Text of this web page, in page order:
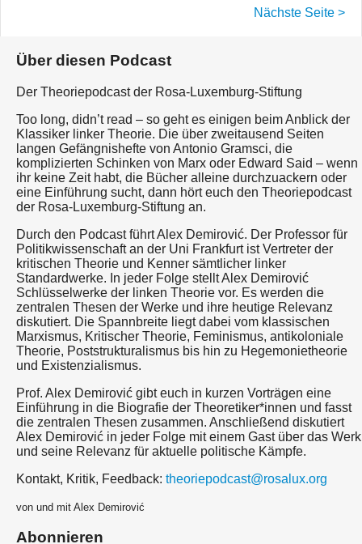
Nächste Seite >
Über diesen Podcast
Der Theoriepodcast der Rosa-Luxemburg-Stiftung
Too long, didn’t read – so geht es einigen beim Anblick der
Klassiker linker Theorie. Die über zweitausend Seiten
langen Gefängnishefte von Antonio Gramsci, die
komplizierten Schinken von Marx oder Edward Said – wenn
ihr keine Zeit habt, die Bücher alleine durchzuackern oder
eine Einführung sucht, dann hört euch den Theoriepodcast
der Rosa-Luxemburg-Stiftung an.
Durch den Podcast führt Alex Demirović. Der Professor für
Politikwissenschaft an der Uni Frankfurt ist Vertreter der
kritischen Theorie und Kenner sämtlicher linker
Standardwerke. In jeder Folge stellt Alex Demirović
Schlüsselwerke der linken Theorie vor. Es werden die
zentralen Thesen der Werke und ihre heutige Relevanz
diskutiert. Die Spannbreite liegt dabei vom klassischen
Marxismus, Kritischer Theorie, Feminismus, antikoloniale
Theorie, Poststrukturalismus bis hin zu Hegemonietheorie
und Existenzialismus.
Prof. Alex Demirović gibt euch in kurzen Vorträgen eine
Einführung in die Biografie der Theoretiker*innen und fasst
die zentralen Thesen zusammen. Anschließend diskutiert
Alex Demirović in jeder Folge mit einem Gast über das Werk
und seine Relevanz für aktuelle politische Kämpfe.
Kontakt, Kritik, Feedback: theoriepodcast@rosalux.org
von und mit Alex Demirović
Abonnieren